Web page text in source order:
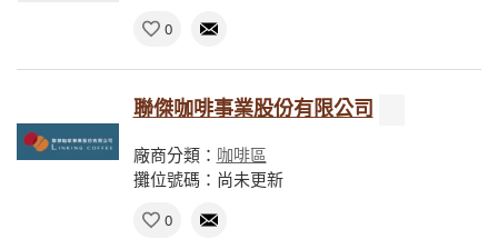
0
聯傑咖啡事業股份有限公司
廠商分類： 咖啡區
攤位號碼：尚未更新
0